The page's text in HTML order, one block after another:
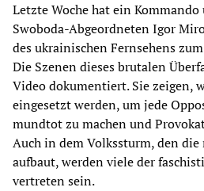
Letzte Woche hat ein
Swoboda-Abgeordneten Igor
des ukrainischen Fernsehens
Die Szenen dieses brutalen
Video dokumentiert. Sie zeigen,
eingesetzt werden, um jede
mundtot zu machen und
Auch in dem Volkssturm, den
aufbaut, werden viele der
vertreten sein.